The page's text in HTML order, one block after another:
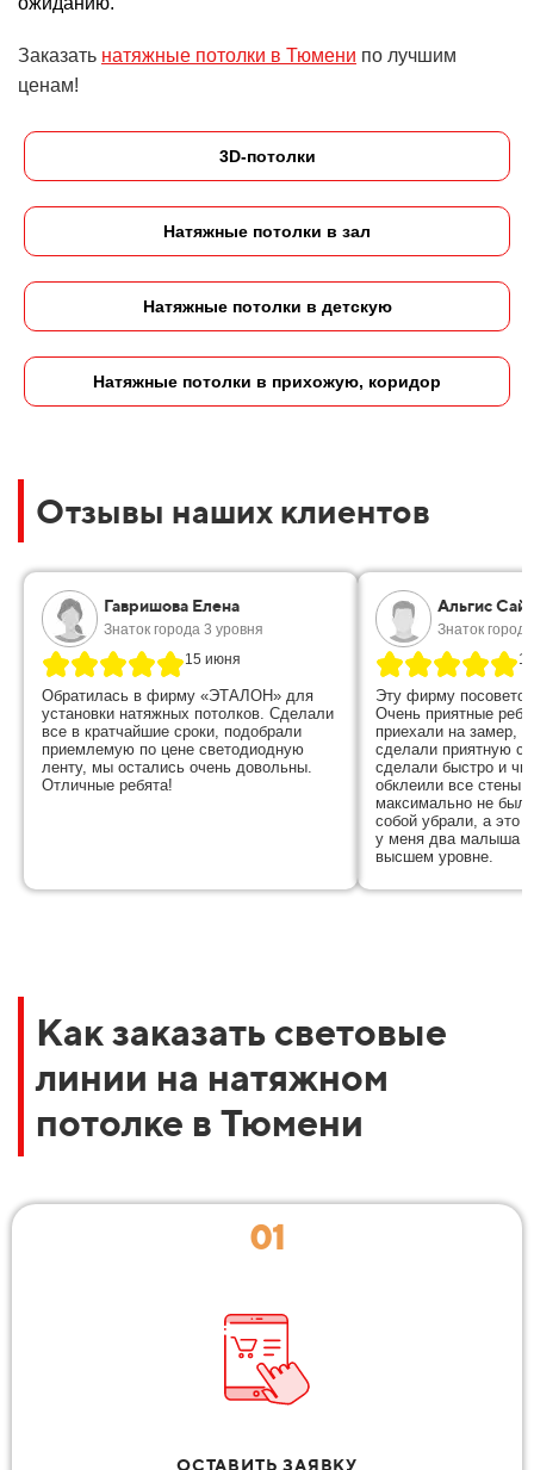
Заказать натяжные потолки в Тюмени по лучшим
ценам!
3D-потолки
Натяжные потолки в зал
Натяжные потолки в детскую
Натяжные потолки в прихожую, коридор
Отзывы наших клиентов
Гавришова Елена
Знаток города 3 уровня
15 июня
Обратилась в фирму «ЭТАЛОН» для
установки натяжных потолков. Сделали
все в кратчайшие сроки, подобрали
приемлемую по цене светодиодную
ленту, мы остались очень довольны.
Отличные ребята!
Альгис
Знаток
Эту фирму
Очень приятные
приехали на замер,
сделали приятную
сделали быстро и
обклеили все стены
максимально не
собой убрали, а это
у меня два малыша ,
высшем уровне.
Как заказать световые
линии на натяжном
потолке в Тюмени
01
ОСТАВИТЬ ЗАЯВКУ